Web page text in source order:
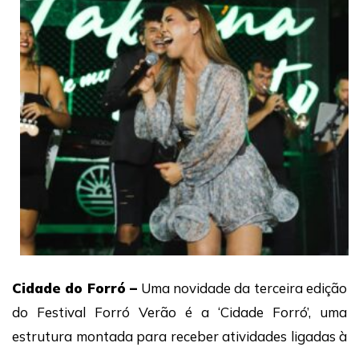
Cidade do Forró – Uma novidade da terceira edição
do Festival Forró Verão é a ‘Cidade Forró’, uma
estrutura montada para receber atividades ligadas à